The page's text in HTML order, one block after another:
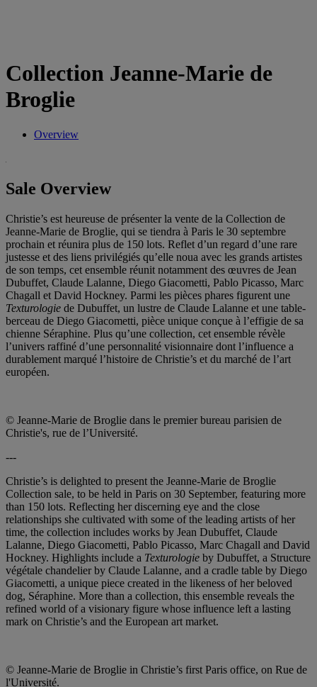
Collection Jeanne-Marie de
Broglie
Overview
Sale Overview
Christie’s est heureuse de présenter la vente de la Collection de
Jeanne-Marie de Broglie, qui se tiendra à Paris le 30 septembre
prochain et réunira plus de 150 lots. Reflet d’un regard d’une rare
justesse et des liens privilégiés qu’elle noua avec les grands artistes
de son temps, cet ensemble réunit notamment des œuvres de Jean
Dubuffet, Claude Lalanne, Diego Giacometti, Pablo Picasso, Marc
Chagall et David Hockney. Parmi les pièces phares figurent une
Texturologie de Dubuffet, un lustre de Claude Lalanne et une table-
berceau de Diego Giacometti, pièce unique conçue à l’effigie de sa
chienne Séraphine. Plus qu’une collection, cet ensemble révèle
l’univers raffiné d’une personnalité visionnaire dont l’influence a
durablement marqué l’histoire de Christie’s et du marché de l’art
européen.
© Jeanne-Marie de Broglie dans le premier bureau parisien de
Christie's, rue de l’Université.
---
Christie’s is delighted to present the Jeanne-Marie de Broglie
Collection sale, to be held in Paris on 30 September, featuring more
than 150 lots. Reflecting her discerning eye and the close
relationships she cultivated with some of the leading artists of her
time, the collection includes works by Jean Dubuffet, Claude
Lalanne, Diego Giacometti, Pablo Picasso, Marc Chagall and David
Hockney. Highlights include a Texturologie by Dubuffet, a Structure
végétale chandelier by Claude Lalanne, and a cradle table by Diego
Giacometti, a unique piece created in the likeness of her beloved
dog, Séraphine. More than a collection, this ensemble reveals the
refined world of a visionary figure whose influence left a lasting
mark on Christie’s and the European art market.
© Jeanne-Marie de Broglie in Christie’s first Paris office, on Rue de
l'Université.